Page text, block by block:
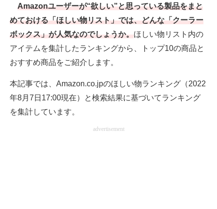
エレクトロニクス専門サイト
電子設計の基本と応用
エネルギーの専門メディア
ちょっと気になるネットの話題
Amazonユーザーが“欲しい”と思っている製品をまと
めておける「ほしい物リスト」では、どんな「クーラー
ボックス」が人気なのでしょうか。ほしい物リスト内の
アイテムを集計したランキングから、トップ10の商品と
おすすめ商品をご紹介します。
本記事では、Amazon.co.jpのほしい物ランキング（2022
年8月7日17:00現在）と検索結果に基づいてランキング
を集計しています。
advertisement